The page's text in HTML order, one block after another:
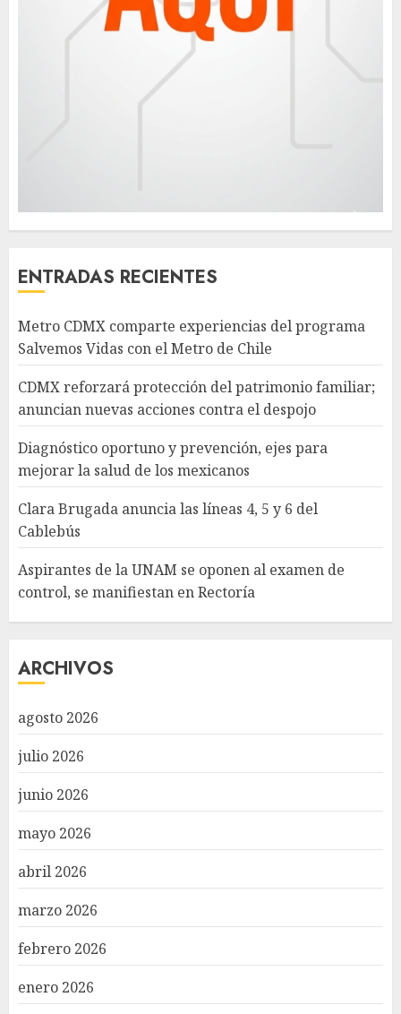
ENTRADAS RECIENTES
Metro CDMX comparte experiencias del programa
Salvemos Vidas con el Metro de Chile
CDMX reforzará protección del patrimonio familiar;
anuncian nuevas acciones contra el despojo
Diagnóstico oportuno y prevención, ejes para
mejorar la salud de los mexicanos
Clara Brugada anuncia las líneas 4, 5 y 6 del
Cablebús
Aspirantes de la UNAM se oponen al examen de
control, se manifiestan en Rectoría
ARCHIVOS
agosto 2026
julio 2026
junio 2026
mayo 2026
abril 2026
marzo 2026
febrero 2026
enero 2026